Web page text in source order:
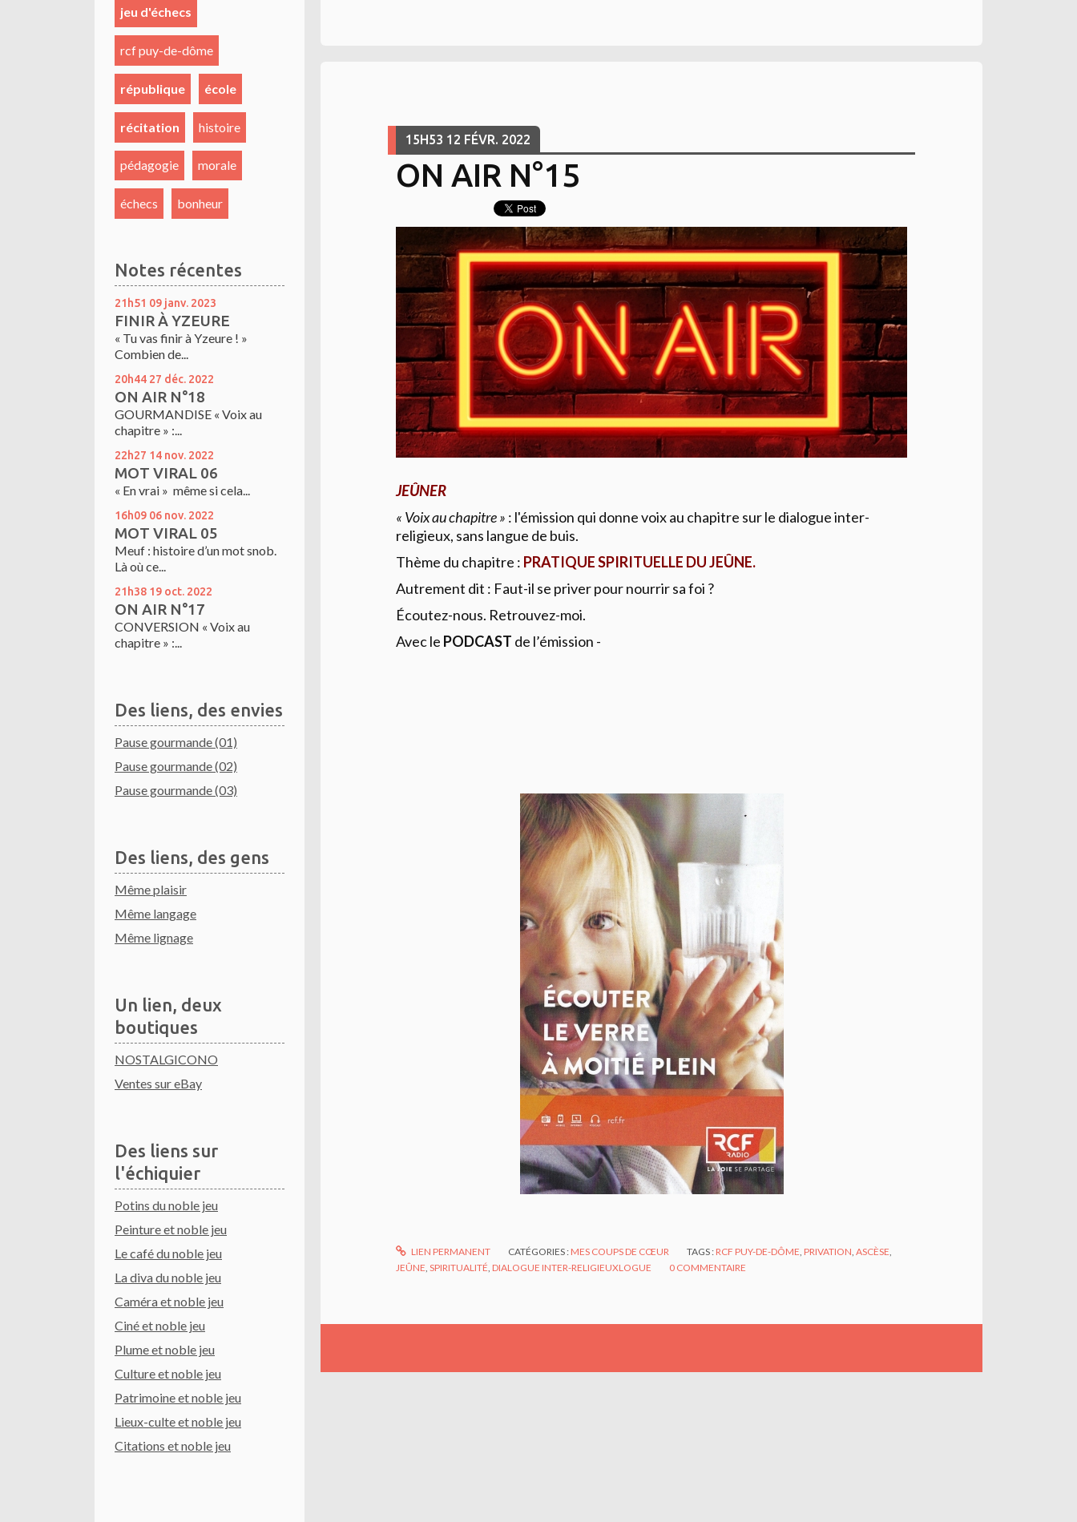
jeu d'échecs
rcf puy-de-dôme
république école
récitation histoire
pédagogie morale
échecs bonheur
Notes récentes
21h51 09 janv. 2023
FINIR À YZEURE
« Tu vas finir à Yzeure ! »
Combien de...
20h44 27 déc. 2022
ON AIR N°18
GOURMANDISE « Voix au
chapitre » :...
22h27 14 nov. 2022
MOT VIRAL 06
« En vrai » même si cela...
16h09 06 nov. 2022
MOT VIRAL 05
Meuf : histoire d’un mot snob.
Là où ce...
21h38 19 oct. 2022
ON AIR N°17
CONVERSION « Voix au
chapitre » :...
Des liens, des envies
Pause gourmande (01)
Pause gourmande (02)
Pause gourmande (03)
Des liens, des gens
Même plaisir
Même langage
Même lignage
Un lien, deux
boutiques
NOSTALGICONO
Ventes sur eBay
Des liens sur
l'échiquier
Potins du noble jeu
Peinture et noble jeu
Le café du noble jeu
La diva du noble jeu
Caméra et noble jeu
Ciné et noble jeu
Plume et noble jeu
Culture et noble jeu
Patrimoine et noble jeu
Lieux-culte et noble jeu
Citations et noble jeu
15H53 12 FÉVR. 2022
ON AIR N°15
JEÛNER
« Voix au chapitre » : l'émission qui donne voix au chapitre sur le dialogue inter-
religieux, sans langue de buis.
Thème du chapitre : PRATIQUE SPIRITUELLE DU JEÛNE.
Autrement dit : Faut-il se priver pour nourrir sa foi ?
Écoutez-nous. Retrouvez-moi.
Avec le PODCAST de l’émission -
LIEN PERMANENT CATÉGORIES :MES COUPS DE CŒUR TAGS :RCF PUY-DE-DÔME,PRIVATION,ASCÈSE,
JEÛNE, SPIRITUALITÉ, DIALOGUE INTER-RELIGIEUXLOGUE 0 COMMENTAIRE